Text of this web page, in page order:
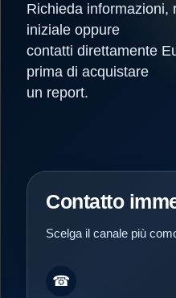
Richieda informazioni,
iniziale oppure
contatti direttamente
prima di acquistare
un report.
Contatto
Scelga il canale più
☎